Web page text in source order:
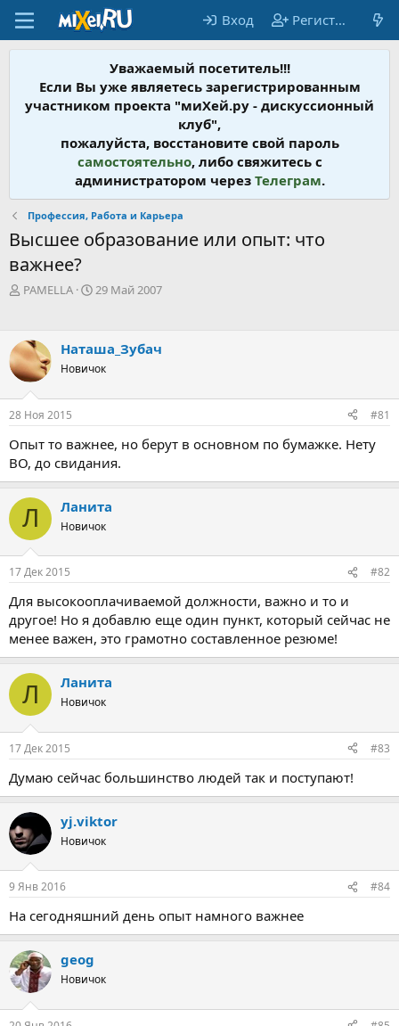
Вход Регистрация
Уважаемый посетитель!!!
Если Вы уже являетесь зарегистрированным
участником проекта "миХей.ру - дискусcионный
клуб",
пожалуйста, восстановите свой пароль
самостоятельно, либо свяжитесь с
администратором через Телеграм.
Профессия, Работа и Карьера
Высшее образование или опыт: что
важнее?
А
о
р
т
е
м
ы
PAMELLA
Д
н
а
а
29 Май 2007
Наташа_Зубач
Новичок
28 Ноя 2015 #81
Опыт то важнее, но берут в основном по бумажке. Нету
ВО, до свидания.
Л Ланита
Новичок
17 Дек 2015 #82
Для высокооплачиваемой должности, важно и то и
другое! Но я добавлю еще один пункт, который сейчас не
менее важен, это грамотно составленное резюме!
Л Ланита
Новичок
17 Дек 2015 #83
Думаю сейчас большинство людей так и поступают!
yj.viktor
Новичок
9 Янв 2016 #84
На сегодняшний день опыт намного важнее
geog
Новичок